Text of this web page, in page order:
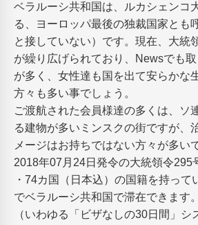
ベラルーシ共和国は、ルカシェンコ
る、ヨーロッパ最後の独裁国家とも
と接していない）です。現在、大統
が繰り広げられており、Newsでも
が多く、女性達も国を出て安らかな
方々も多い事でしょう。
ご渡航された会員様達の多くは、ソ
る建物が多いミンスクの街ですが、
メージはお持ちではない方々が多い
2018年07月24日発令の大統領令295
・74カ国（日本込）の国籍を持って
でベラルーシ共和国で滞在できます。
（いわゆる「ビザなしの30日間」シ